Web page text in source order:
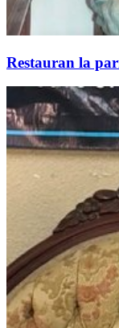
Restauran la